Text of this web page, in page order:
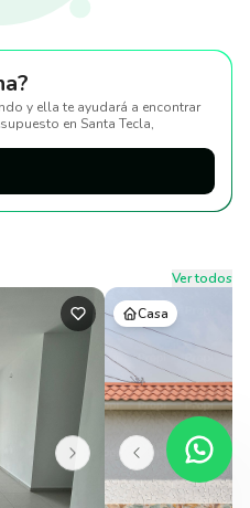
y ella te ayudará a encontrar
en Santa Tecla,
Ver todos
Casa